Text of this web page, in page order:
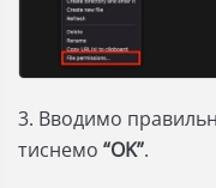
3. Вводимо
тиснемо “OK”.